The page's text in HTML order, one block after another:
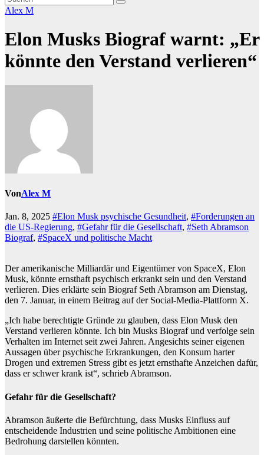
Alex M
Elon Musks Biograf warnt: „Er
könnte den Verstand verlieren“
VonAlex M
Jan. 8, 2025 #Elon Musk psychische Gesundheit, #Forderungen an
die US-Regierung, #Gefahr für die Gesellschaft, #Seth Abramson
Biograf, #SpaceX und politische Macht
Der amerikanische Milliardär und Eigentümer von SpaceX, Elon
Musk, könnte ernsthaft psychisch erkrankt sein und den Verstand
verlieren. Dies erklärte sein Biograf Seth Abramson am Dienstag,
den 7. Januar, in einem Beitrag auf der Social-Media-Plattform X.
„Ich habe berechtigte Gründe zu glauben, dass Elon Musk den
Verstand verlieren könnte. Ich bin Musks Biograf und verfolge sein
Verhalten im Internet seit zwei Jahren. Angesichts seiner eigenen
Aussagen über psychische Erkrankungen, den Konsum harter
Drogen und extremen Stress gibt es jetzt ernsthafte Anzeichen dafür,
dass er schwer krank ist“, schrieb Abramson.
Gefahr für die Gesellschaft?
Abramson äußerte die Befürchtung, dass Musks Einfluss auf
entscheidende Industrien und seine politische Ambitionen eine
Bedrohung darstellen könnten.